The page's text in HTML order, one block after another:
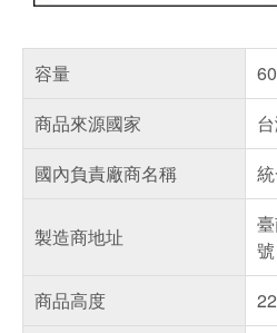
容量
商品來源國家
國內負責廠商名稱
製造商地址
號
商品高度